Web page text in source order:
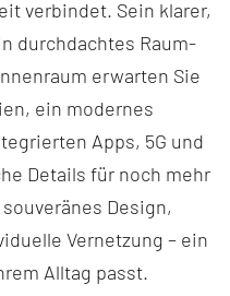
verbindet. Sein klarer,
durchdachtes Raum-
erwarten Sie
ein modernes
Apps, 5G und
Details für noch mehr
Design,
Vernetzung – ein
Alltag passt.